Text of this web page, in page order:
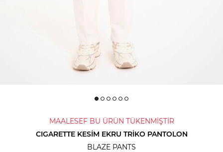
MAALESEF BU ÜRÜN TÜKENMİŞTİR
CIGARETTE KESİM EKRU TRİKO PANTOLON
BLAZE PANTS